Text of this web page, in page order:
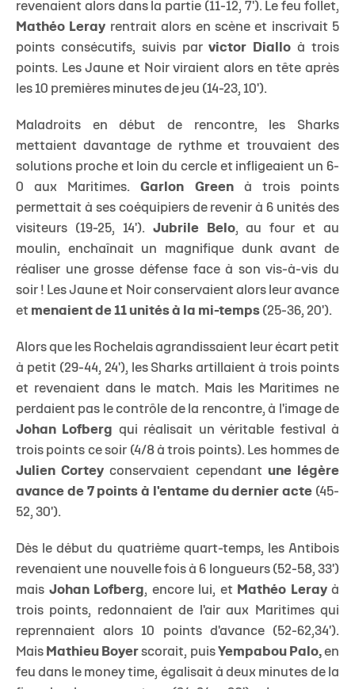
revenaient alors dans la partie (11-12, 7'). Le feu follet,
Mathéo Leray rentrait alors en scène et inscrivait 5
points consécutifs, suivis parvictor Diallo à trois
points. Les Jaune et Noir viraient alors en tête après
les 10 premières minutes de jeu (14-23, 10').
Maladroits en début de rencontre, les Sharks
mettaient davantage de rythme et trouvaient des
solutions proche et loin du cercle et infligeaient un 6-
0 aux Maritimes.Garlon Greenà trois points
permettait à ses coéquipiers de revenir à 6 unités des
visiteurs (19-25, 14'). Jubrile Belo, au four et au
moulin, enchaînait un magnifique dunk avant de
réaliser une grosse défense face à son vis-à-vis du
soir ! Les Jaune et Noir conservaient alors leur avance
et menaient de 11 unités à la mi-temps (25-36, 20').
Alors que les Rochelais agrandissaient leur écart petit
à petit (29-44, 24'), les Sharks artillaient à trois points
et revenaient dans le match. Mais les Maritimes ne
perdaient pas le contrôle de la rencontre, à l'image de
Johan Lofberg qui réalisait un véritable festival à
trois points ce soir (4/8 à trois points). Les hommes de
Julien Cortey conservaient cependant une légère
avance de 7 points à l'entame du dernier acte (45-
52, 30').
Dès le début du quatrième quart-temps, les Antibois
revenaient une nouvelle fois à 6 longueurs (52-58, 33')
mais Johan Lofberg, encore lui, et Mathéo Lerayà
trois points, redonnaient de l'air aux Maritimes qui
reprennaient alors 10 points d'avance (52-62,34').
Mais Mathieu Boyer scorait, puis Yempabou Palo,en
feu dans le money time, égalisait à deux minutes de la